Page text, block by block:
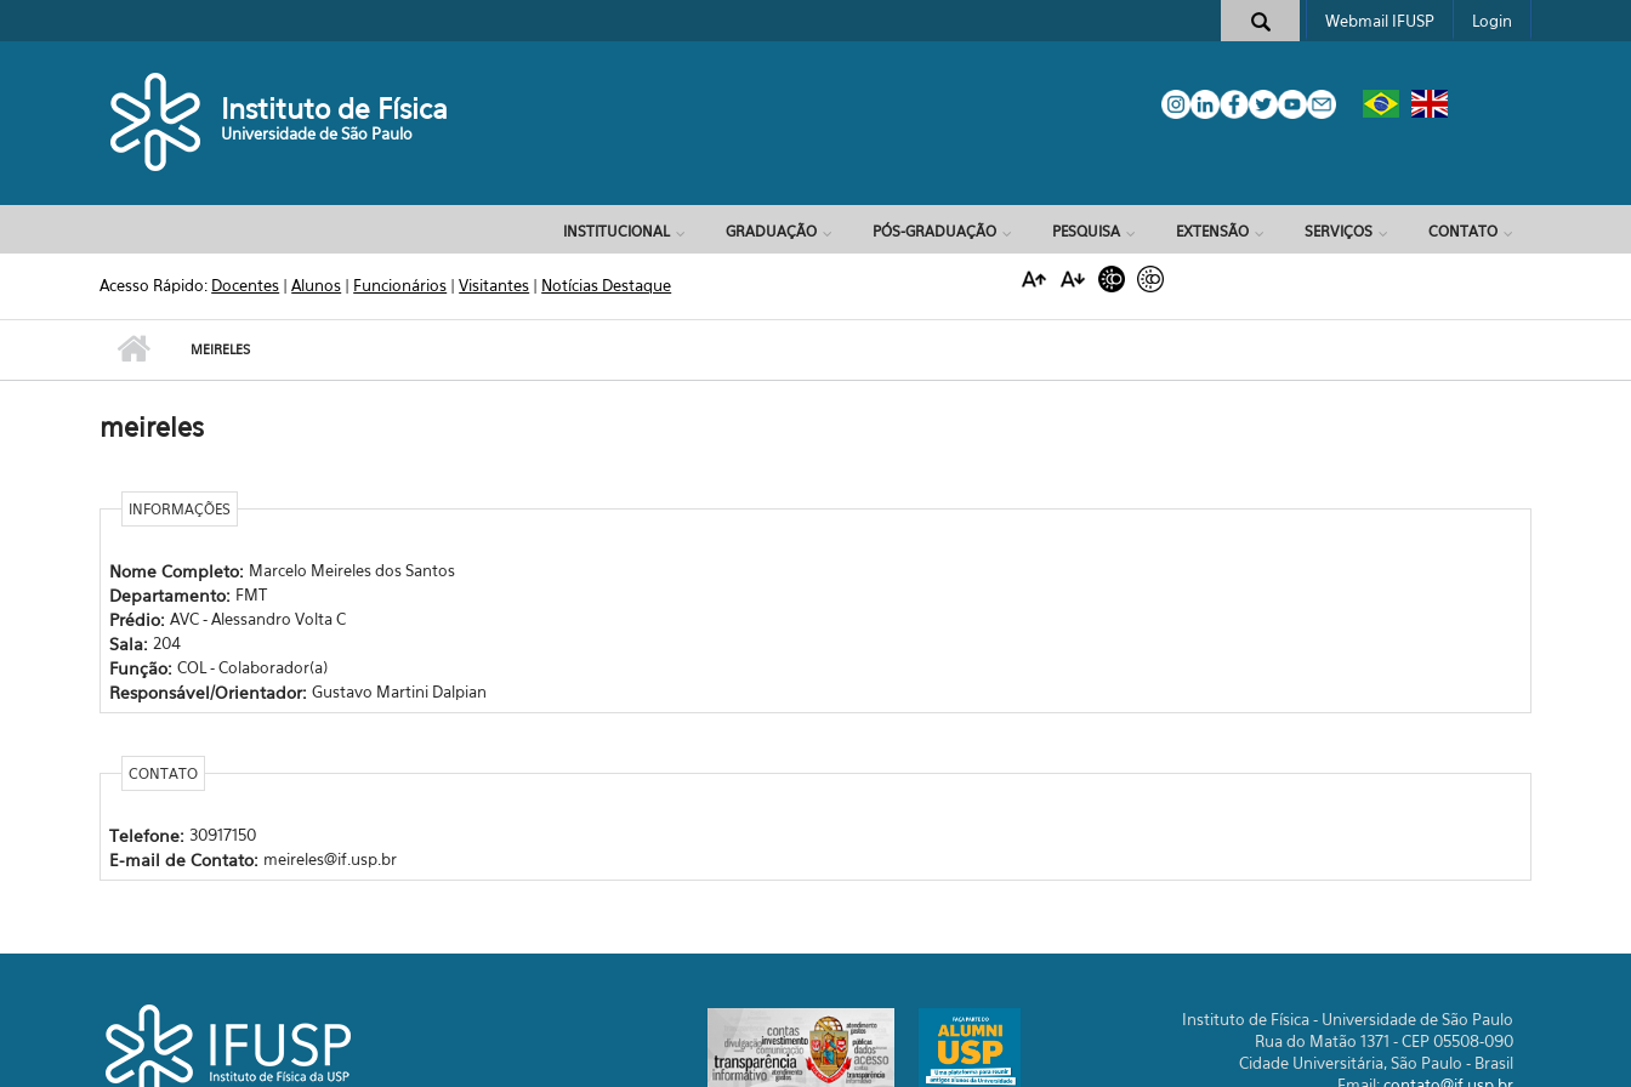
Formulário de busca
Webmail IFUSP Login
Instituto de Física
Universidade de São Paulo
INSTITUCIONAL GRADUAÇÃO PÓS-GRADUAÇÃO PESQUISA EXTENSÃO SERVIÇOS CONTATO
Acesso Rápido: Docentes |Alunos | Funcionários |Visitantes | Notícias Destaque
MEIRELES
meireles
INFORMAÇÕES
Nome Completo: Marcelo Meireles dos Santos
Departamento: FMT
Prédio: AVC - Alessandro Volta C
Sala: 204
Função: COL - Colaborador(a)
Responsável/Orientador: Gustavo Martini Dalpian
CONTATO
Telefone: 30917150
E-mail de Contato: meireles@if.usp.br
Instituto de Física - Universidade de São Paulo
Rua do Matão 1371 - CEP 05508-090
Cidade Universitária, São Paulo - Brasil